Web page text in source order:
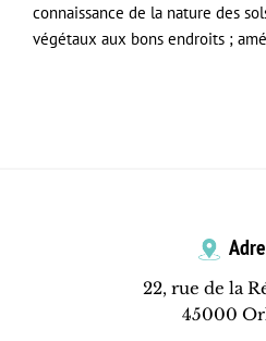
connaissance de la nature des
végétaux aux bons endroits ;
22, rue de la
45000